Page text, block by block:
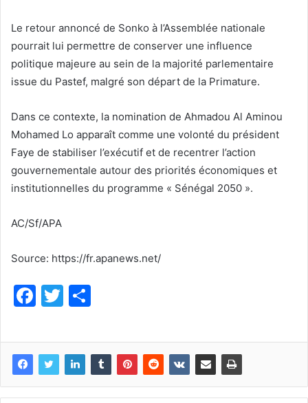
Le retour annoncé de Sonko à l’Assemblée nationale
pourrait lui permettre de conserver une influence
politique majeure au sein de la majorité parlementaire
issue du Pastef, malgré son départ de la Primature.
Dans ce contexte, la nomination de Ahmadou Al Aminou
Mohamed Lo apparaît comme une volonté du président
Faye de stabiliser l’exécutif et de recentrer l’action
gouvernementale autour des priorités économiques et
institutionnelles du programme « Sénégal 2050 ».
AC/Sf/APA
Source: https://fr.apanews.net/
F
c
e
b
T
itt
er
ta
g
er